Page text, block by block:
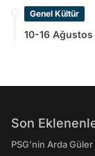
Genel Kültür
10-16
Son
PSG’nin Arda